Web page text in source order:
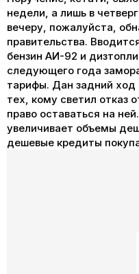
недели, а лишь в
вечеру, пожалуйста,
правительства.
бензин АИ-92 и
следующего года
тарифы. Дан задний
тех, кому светил отказ
право оставаться на
увеличивает объемы
дешевые кредиты